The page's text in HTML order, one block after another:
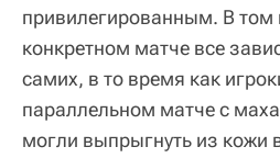
привилегированным. В том
конкретном матче все
самих, в то время как
параллельном матче с
могли выпрыгнуть из кожи